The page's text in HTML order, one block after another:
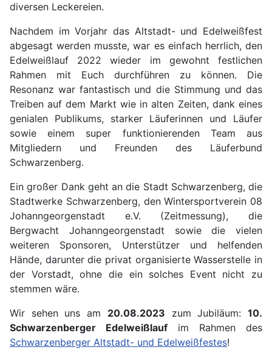
diversen Leckereien.
Nachdem im Vorjahr das Altstadt- und Edelweißfest
abgesagt werden musste, war es einfach herrlich, den
Edelweißlauf 2022 wieder im gewohnt festlichen
Rahmen mit Euch durchführen zu können. Die
Resonanz war fantastisch und die Stimmung und das
Treiben auf dem Markt wie in alten Zeiten, dank eines
genialen Publikums, starker Läuferinnen und Läufer
sowie einem super funktionierenden Team aus
Mitgliedern und Freunden des Läuferbund
Schwarzenberg.
Ein großer Dank geht an die Stadt Schwarzenberg, die
Stadtwerke Schwarzenberg, den Wintersportverein 08
Johanngeorgenstadt e.V. (Zeitmessung), die
Bergwacht Johanngeorgenstadt sowie die vielen
weiteren Sponsoren, Unterstützer und helfenden
Hände, darunter die privat organisierte Wasserstelle in
der Vorstadt, ohne die ein solches Event nicht zu
stemmen wäre.
Wir sehen uns am 20.08.2023 zum Jubiläum:10.
Schwarzenberger Edelweißlauf im Rahmen des
Schwarzenberger Altstadt- und Edelweißfestes!